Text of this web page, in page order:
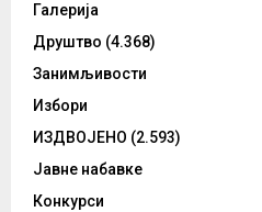
Галерија
Друштво (4.368)
Занимљивости
Избори
ИЗДВОЈЕНО (2.593)
Јавне набавке
Конкурси